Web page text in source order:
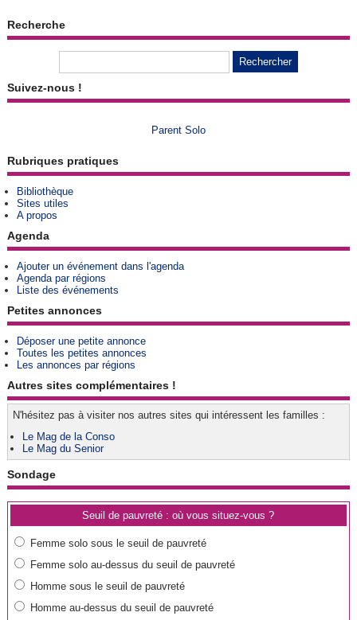
Recherche
Suivez-nous !
Parent Solo
Rubriques pratiques
Bibliothèque
Sites utiles
A propos
Agenda
Ajouter un événement dans l'agenda
Agenda par régions
Liste des événements
Petites annonces
Déposer une petite annonce
Toutes les petites annonces
Les annonces par régions
Autres sites complémentaires !
N'hésitez pas à visiter nos autres sites qui intéressent les familles :
Le Mag de la Conso
Le Mag du Senior
Sondage
Seuil de pauvreté : où vous situez-vous ?
Femme solo sous le seuil de pauvreté
Femme solo au-dessus du seuil de pauvreté
Homme sous le seuil de pauvreté
Homme au-dessus du seuil de pauvreté